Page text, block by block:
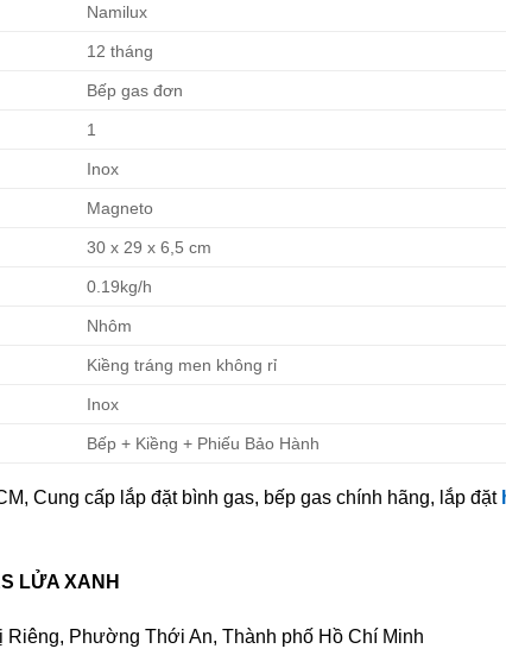
Namilux
12 tháng
Bếp gas đơn
1
Inox
Magneto
30 x 29 x 6,5 cm
0.19kg/h
Nhôm
Kiềng tráng men không rỉ
Inox
Bếp + Kiềng + Phiếu Bảo Hành
Cung cấp lắp đặt bình gas, bếp gas chính hãng, lắp đặt
LỬA XANH
Phường Thới An, Thành phố Hồ Chí Minh